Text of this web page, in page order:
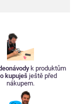
k produktům
kupuješ ještě před
nákupem.